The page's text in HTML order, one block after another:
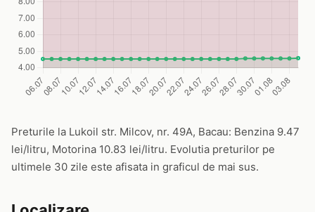
Preturile la Lukoil str. Milcov, nr. 49A, Bacau: Benzina 9.47
lei/litru, Motorina 10.83 lei/litru. Evolutia preturilor pe
ultimele 30 zile este afisata in graficul de mai sus.